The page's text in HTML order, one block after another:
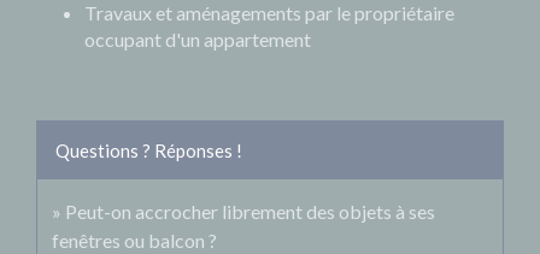
Travaux et aménagements par le propriétaire
occupant d'un appartement
Questions ? Réponses !
Peut-on accrocher librement des objets à ses
fenêtres ou balcon ?